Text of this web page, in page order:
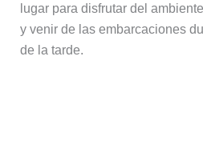
lugar para disfrutar del
y venir de las embarcaciones
de la tarde.